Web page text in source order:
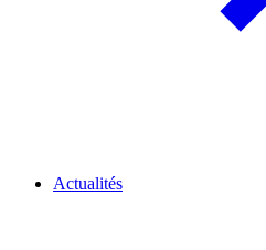
Actualités